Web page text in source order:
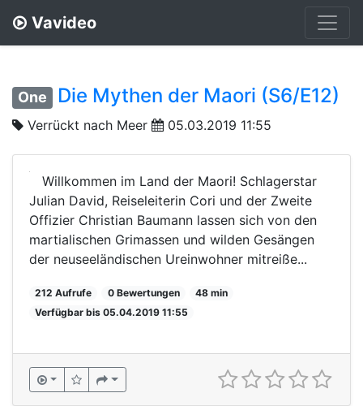
Vavideo
One Die Mythen der Maori (S6/E12)
Verrückt nach Meer 05.03.2019 11:55
Willkommen im Land der Maori! Schlagerstar
Julian David, Reiseleiterin Cori und der Zweite
Offizier Christian Baumann lassen sich von den
martialischen Grimassen und wilden Gesängen
der neuseeländischen Ureinwohner mitreiße...
212 Aufrufe 0 Bewertungen
48 min
Verfügbar bis 05.04.2019 11:55